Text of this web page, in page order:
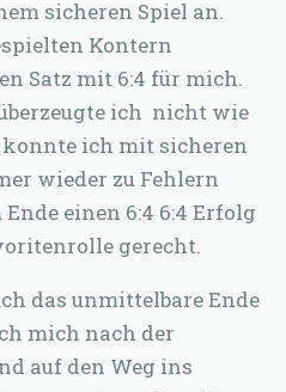
sicheren Spiel an.
Kontern
Satz mit 6:4 für mich.
ich nicht wie
ich mit sicheren
wieder zu Fehlern
einen 6:4 6:4 Erfolg
gerecht.
das unmittelbare Ende
mich nach der
auf den Weg ins